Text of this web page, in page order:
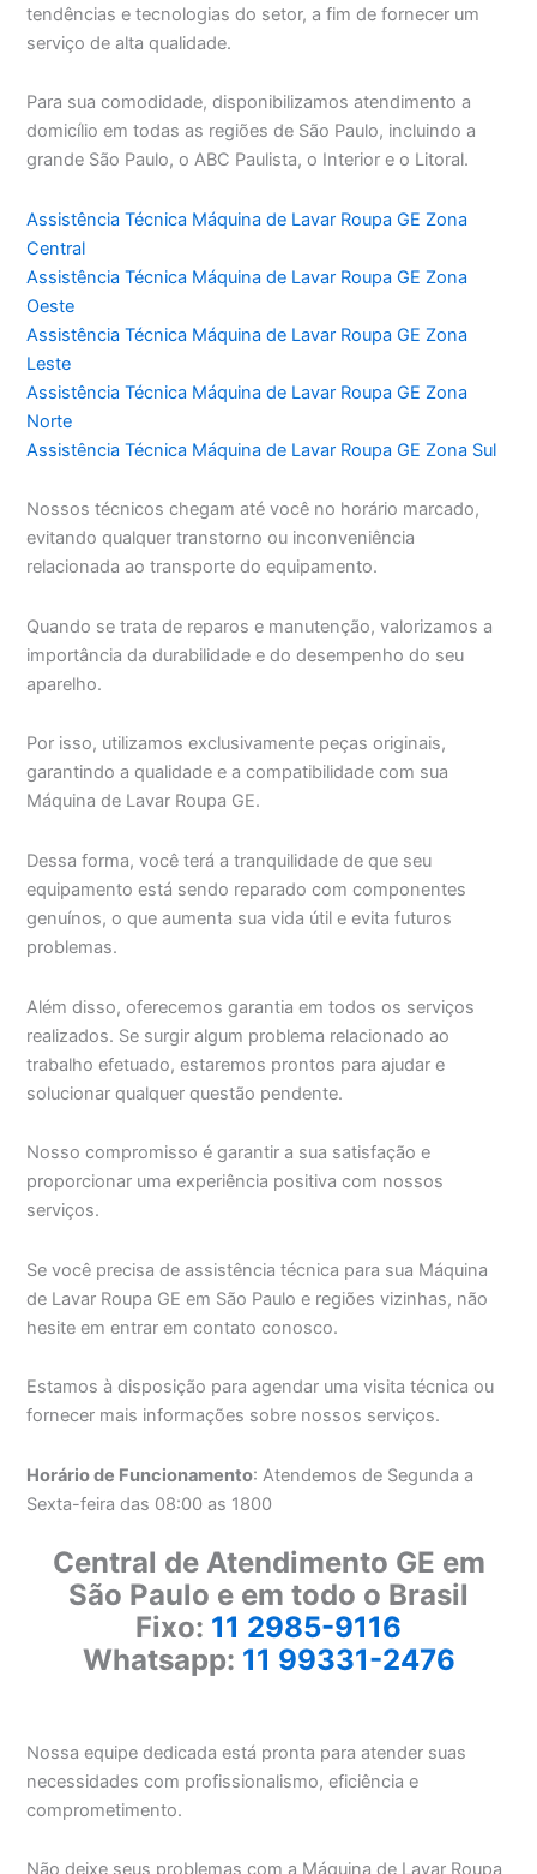
tendências e tecnologias do setor, a fim de fornecer um
serviço de alta qualidade.
Para sua comodidade, disponibilizamos atendimento a
domicílio em todas as regiões de São Paulo, incluindo a
grande São Paulo, o ABC Paulista, o Interior e o Litoral.
Assistência Técnica Máquina de Lavar Roupa GE Zona
Central
Assistência Técnica Máquina de Lavar Roupa GE Zona
Oeste
Assistência Técnica Máquina de Lavar Roupa GE Zona
Leste
Assistência Técnica Máquina de Lavar Roupa GE Zona
Norte
Assistência Técnica Máquina de Lavar Roupa GE Zona Sul
Nossos técnicos chegam até você no horário marcado,
evitando qualquer transtorno ou inconveniência
relacionada ao transporte do equipamento.
Quando se trata de reparos e manutenção, valorizamos a
importância da durabilidade e do desempenho do seu
aparelho.
Por isso, utilizamos exclusivamente peças originais,
garantindo a qualidade e a compatibilidade com sua
Máquina de Lavar Roupa GE.
Dessa forma, você terá a tranquilidade de que seu
equipamento está sendo reparado com componentes
genuínos, o que aumenta sua vida útil e evita futuros
problemas.
Além disso, oferecemos garantia em todos os serviços
realizados. Se surgir algum problema relacionado ao
trabalho efetuado, estaremos prontos para ajudar e
solucionar qualquer questão pendente.
Nosso compromisso é garantir a sua satisfação e
proporcionar uma experiência positiva com nossos
serviços.
Se você precisa de assistência técnica para sua Máquina
de Lavar Roupa GE em São Paulo e regiões vizinhas, não
hesite em entrar em contato conosco.
Estamos à disposição para agendar uma visita técnica ou
fornecer mais informações sobre nossos serviços.
Horário de Funcionamento: Atendemos de Segunda a
Sexta-feira das 08:00 as 1800
Central de Atendimento GE em
São Paulo e em todo o Brasil
Fixo: 11 2985-9116
Whatsapp: 11 99331-2476
Nossa equipe dedicada está pronta para atender suas
necessidades com profissionalismo, eficiência e
comprometimento.
Não deixe seus problemas com a Máquina de Lavar Roupa